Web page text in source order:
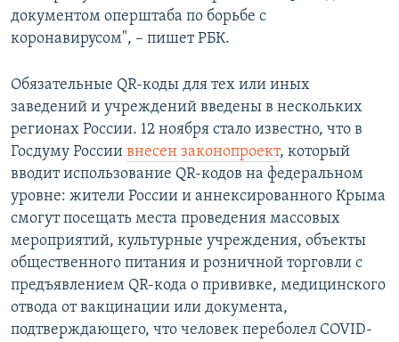
документом оперштаба по борьбе с
коронавирусом", – пишет РБК.
Обязательные QR-коды для тех или иных
заведений и учреждений введены в нескольких
регионах России. 12 ноября стало известно, что в
Госдуму России внесен законопроект, который
вводит использование QR-кодов на федеральном
уровне: жители России и аннексированного Крыма
смогут посещать места проведения массовых
мероприятий, культурные учреждения, объекты
общественного питания и розничной торговли с
предъявлением QR-кода о прививке, медицинского
отвода от вакцинации или документа,
подтверждающего, что человек переболел COVID-